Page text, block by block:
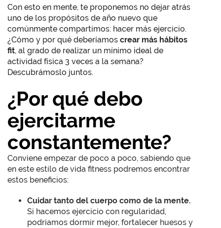
Con esto en mente, te proponemos no dejar atrás
uno de los propósitos de año nuevo que
comúnmente compartimos: hacer más ejercicio.
¿Cómo y por qué deberíamos crear más hábitos
fit, al grado de realizar un mínimo ideal de
actividad física 3 veces a la semana?
Descubrámoslo juntos.
¿Por qué debo
ejercitarme
constantemente?
Conviene empezar de poco a poco, sabiendo que
en este estilo de vida fitness podremos encontrar
estos beneficios:
Cuidar tanto del cuerpo como de la mente.
Si hacemos ejercicio con regularidad,
podríamos dormir mejor, fortalecer huesos y